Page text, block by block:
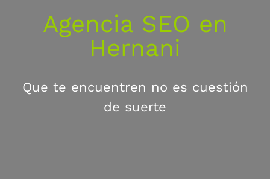
Agencia SEO en
Hernani
Que te encuentren no es cuestión
de suerte